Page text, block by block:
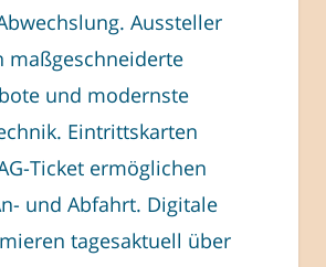
Aussteller
maßgeschneiderte
und modernste
Eintrittskarten
Ticket ermöglichen
und Abfahrt. Digitale
tagesaktuell über